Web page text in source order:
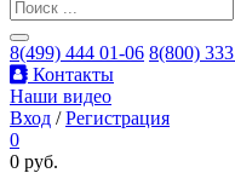
8(499) 444 01-06 8(800)
Контакты
Наши видео
Вход /Регистрация
0
0 руб.